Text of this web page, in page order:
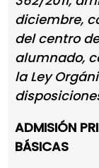
diciembre,
del centro
alumnado,
la Ley
ADMISIÓN
BÁSICAS